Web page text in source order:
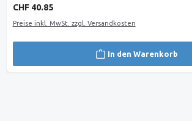
Regulärer Preis:
CHF 40.85
Preise inkl. MwSt. zzgl. Versandkosten
In den Warenkorb